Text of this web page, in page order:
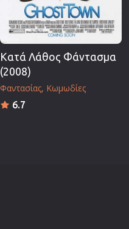
Κατά Λάθος Φάντασμα
(2008)
Φαντασίας Κωμωδίες
6.7